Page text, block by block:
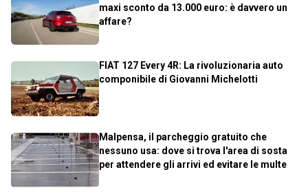
maxi sconto da 13.000 euro: è davvero un
affare?
FIAT 127 Every 4R: La rivoluzionaria auto
componibile di Giovanni Michelotti
Malpensa, il parcheggio gratuito che
nessuno usa: dove si trova l'area di sosta
per attendere gli arrivi ed evitare le multe